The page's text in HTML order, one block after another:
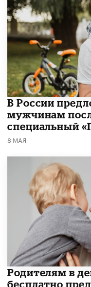
В России
мужчинам
специальный
8 МАЯ
Родителям в
бесплатно